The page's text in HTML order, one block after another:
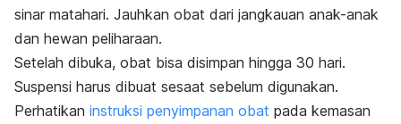
sinar matahari. Jauhkan obat dari jangkauan anak-anak
dan hewan peliharaan.
Setelah dibuka, obat bisa disimpan hingga 30 hari.
Suspensi harus dibuat sesaat sebelum digunakan.
Perhatikan instruksi penyimpanan obat pada kemasan